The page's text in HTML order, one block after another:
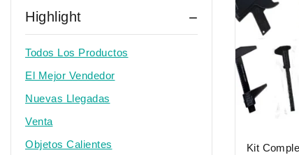
Kit
Highlight
Todos Los Productos
El Mejor Vendedor
Nuevas Llegadas
Venta
Objetos Calientes